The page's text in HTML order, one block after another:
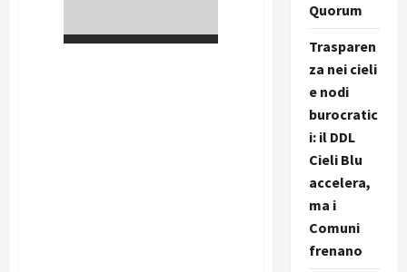
Quorum
Trasparen
za nei cieli
e nodi
burocratic
i: il DDL
Cieli Blu
accelera,
ma i
Comuni
frenano